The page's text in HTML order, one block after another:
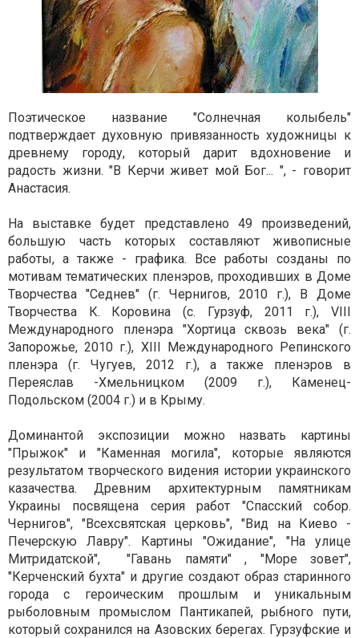
Поэтическое название "Солнечная колыбель"
подтверждает духовную привязанность художницы к
древнему городу, который дарит вдохновение и
радость жизни. "В Керчи живет мой Бог... ", - говорит
Анастасия.
На выставке будет представлено 49 произведений,
большую часть которых составляют живописные
работы, а также - графика. Все работы созданы по
мотивам тематических пленэров, проходивших в Доме
Творчества "Седнев" (г. Чернигов, 2010 г.), В Доме
Творчества К. Коровина (с. Гурзуф, 2011 г.), VIII
Международного пленэра "Хортица сквозь века" (г.
Запорожье, 2010 г.), XIII Международного Репинского
пленэра (г. Чугуев, 2012 г.), а также пленэров в
Переяслав -Хмельницком (2009 г.), Каменец-
Подольском (2004 г.) и в Крыму.
Доминантой экспозиции можно назвать картины
"Прыжок" и "Каменная могила", которые являются
результатом творческого видения истории украинского
казачества. Древним архитектурным памятникам
Украины посвящена серия работ "Спасский собор.
Чернигов", "Всехсвятская церковь", "Вид на Киево -
Печерскую Лавру". Картины "Ожидание", "На улице
Митридатской", "Гавань памяти" , "Море зовет",
"Керченский бухта" и другие создают образ старинного
города с героическим прошлым и уникальным
рыболовным промыслом Пантикапей, рыбного пути,
который сохранился на Азовских берегах. Гурзуфские и